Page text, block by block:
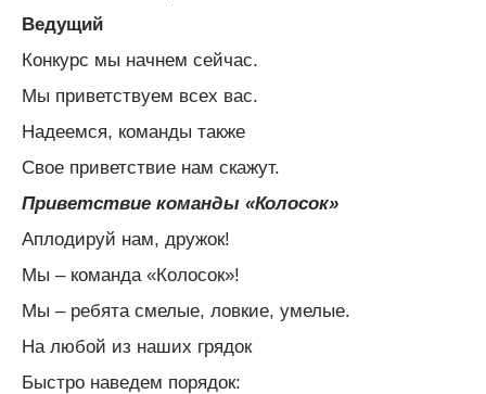
Ведущий
Конкурс мы начнем сейчас.
Мы приветствуем всех вас.
Надеемся, команды также
Свое приветствие нам скажут.
Приветствие команды «Колосок»
Аплодируй нам, дружок!
Мы – команда «Колосок»!
Мы – ребята смелые, ловкие, умелые.
На любой из наших грядок
Быстро наведем порядок: